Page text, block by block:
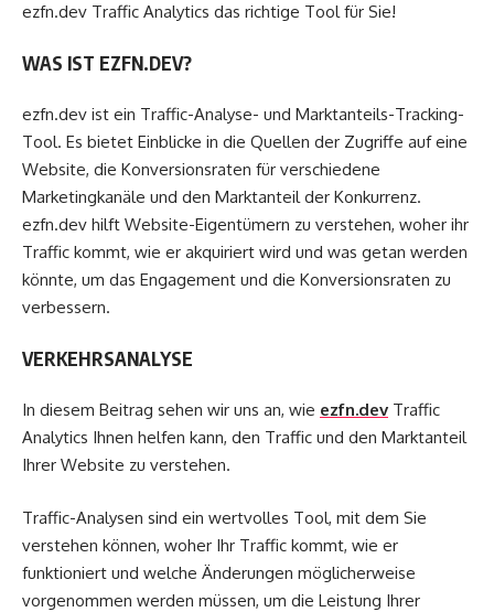
ezfn.dev Traffic Analytics das richtige Tool für Sie!
WAS IST EZFN.DEV?
ezfn.dev ist ein Traffic-Analyse- und Marktanteils-Tracking-
Tool. Es bietet Einblicke in die Quellen der Zugriffe auf eine
Website, die Konversionsraten für verschiedene
Marketingkanäle und den Marktanteil der Konkurrenz.
ezfn.dev hilft Website-Eigentümern zu verstehen, woher ihr
Traffic kommt, wie er akquiriert wird und was getan werden
könnte, um das Engagement und die Konversionsraten zu
verbessern.
VERKEHRSANALYSE
In diesem Beitrag sehen wir uns an, wie ezfn.dev Traffic
Analytics Ihnen helfen kann, den Traffic und den Marktanteil
Ihrer Website zu verstehen.
Traffic-Analysen sind ein wertvolles Tool, mit dem Sie
verstehen können, woher Ihr Traffic kommt, wie er
funktioniert und welche Änderungen möglicherweise
vorgenommen werden müssen, um die Leistung Ihrer